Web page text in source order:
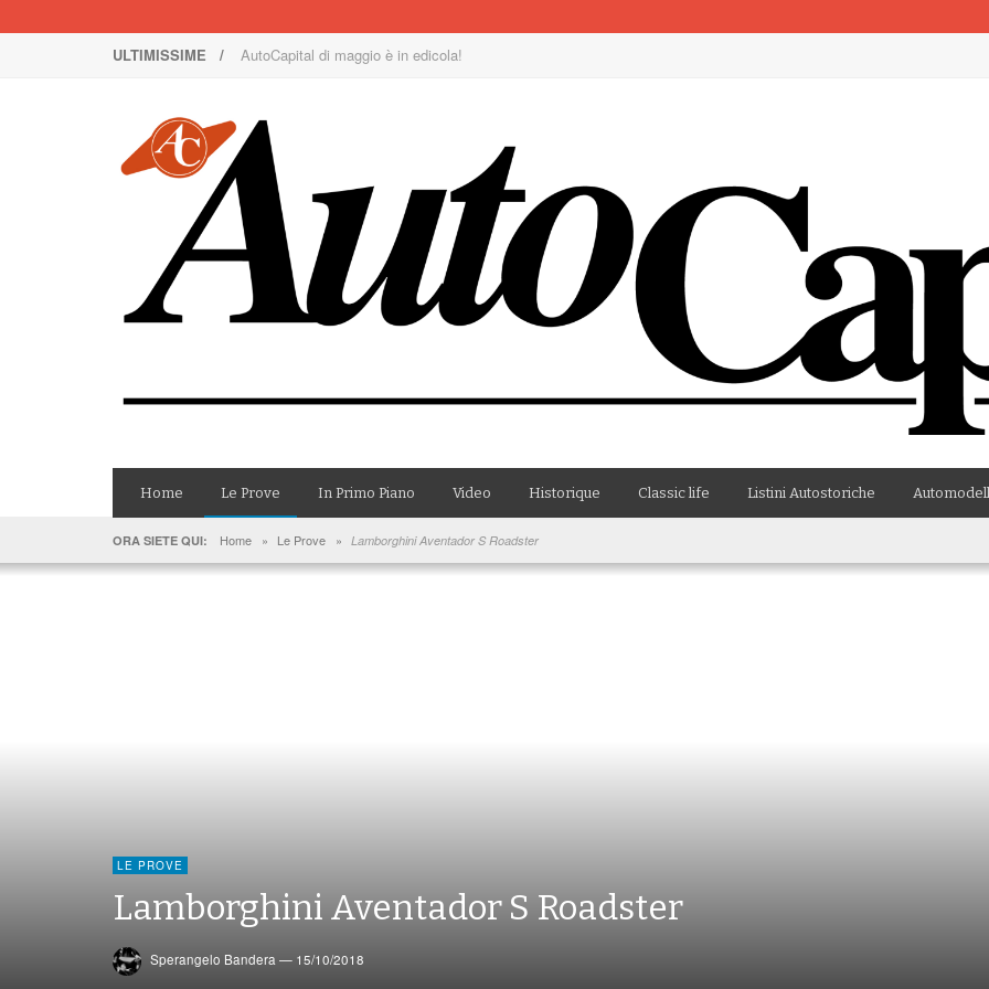
ULTIMISSIME / Nuova Nissan Leaf
Il Concorso Villa d’Este è ai nastri di partenza
I SUV Premium Omoda & Jaecoo
Il ritorno della Lancia nei rally
AutoCapital di marzo è in edicola!
AutoCapital di giugno è in edicola!
E Luce sia!
Home Le Prove In Primo Piano Video Historique Classic life Listini Autostoriche
ORA SIETE QUI: Home » Le Prove » Lamborghini Aventador S Roadster
LE PROVE
Lamborghini Aventador S Roadster
Sperangelo Bandera — 15/10/2018